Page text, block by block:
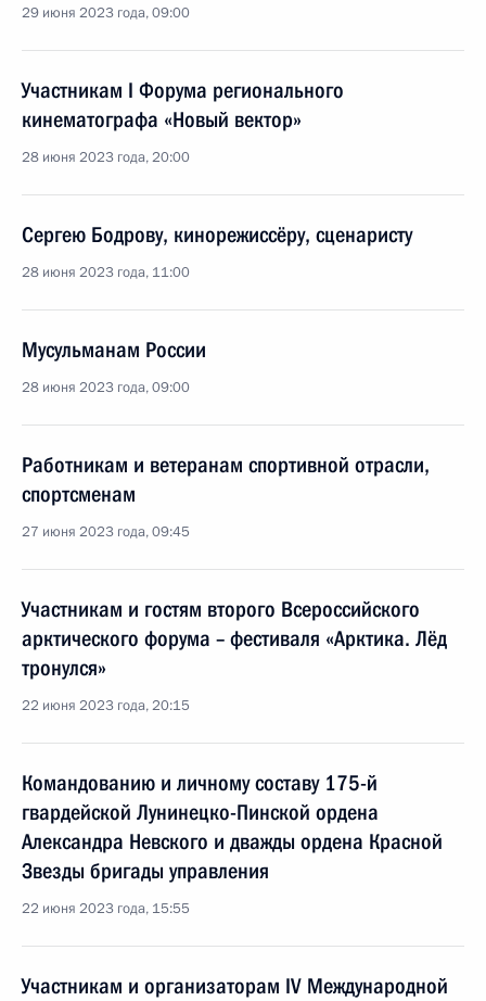
29 июня 2023 года, 09:00
Участникам I Форума регионального
кинематографа «Новый вектор»
28 июня 2023 года, 20:00
Сергею Бодрову, кинорежиссёру, сценаристу
28 июня 2023 года, 11:00
Мусульманам России
28 июня 2023 года, 09:00
Работникам и ветеранам спортивной отрасли,
спортсменам
27 июня 2023 года, 09:45
Участникам и гостям второго Всероссийского
арктического форума – фестиваля «Арктика. Лёд
тронулся»
22 июня 2023 года, 20:15
Командованию и личному составу 175-й
гвардейской Лунинецко-Пинской ордена
Александра Невского и дважды ордена Красной
Звезды бригады управления
22 июня 2023 года, 15:55
Участникам и организаторам IV Международной